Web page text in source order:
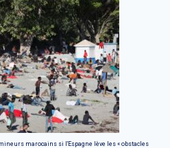
marocains si l'Espagne lève les « obstacles